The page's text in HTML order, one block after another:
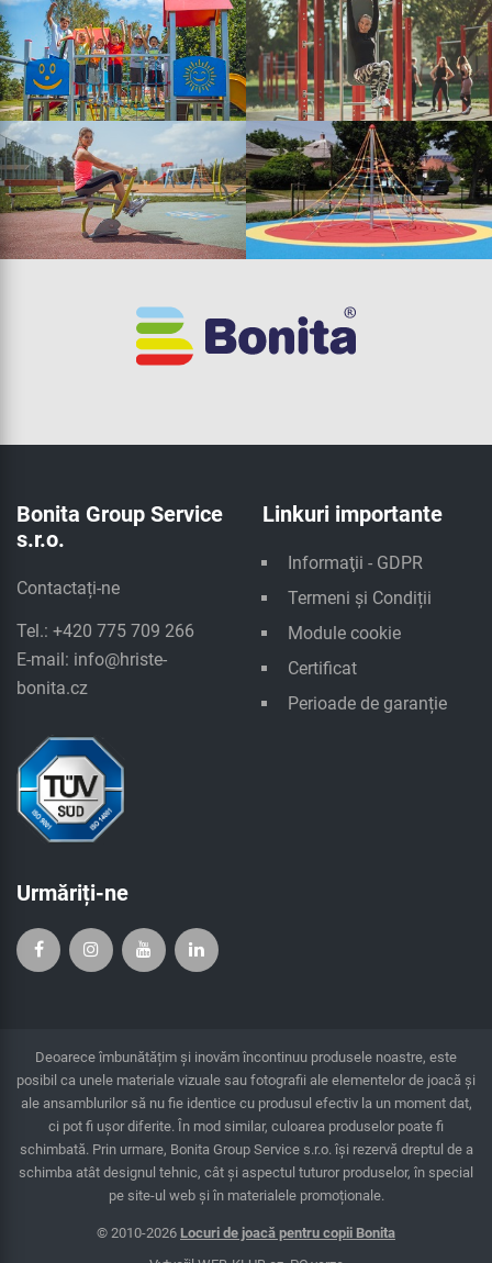
Bonita Group Service
s.r.o.
Contactați-ne
Tel.: +420 775 709 266
E-mail: info@hriste-
bonita.cz
Linkuri importante
Informaţii - GDPR
Termeni și Condiții
Module cookie
Certificat
Perioade de garanție
Urmăriți-ne
Deoarece îmbunătățim și inovăm încontinuu produsele noastre, este
posibil ca unele materiale vizuale sau fotografii ale elementelor de joacă și
ale ansamblurilor să nu fie identice cu produsul efectiv la un moment dat,
ci pot fi ușor diferite. În mod similar, culoarea produselor poate fi
schimbată. Prin urmare, Bonita Group Service s.r.o. îşi rezervă dreptul de a
schimba atât designul tehnic, cât şi aspectul tuturor produselor, în special
pe site-ul web și în materialele promoționale.
© 2010-2026 Locuri de joacă pentru copii Bonita